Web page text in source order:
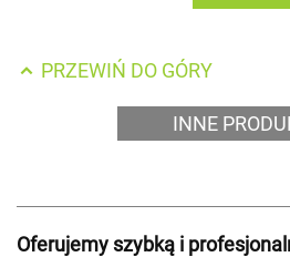
PRZEWIŃ DO GÓRY
INNE
Oferujemy szybką i